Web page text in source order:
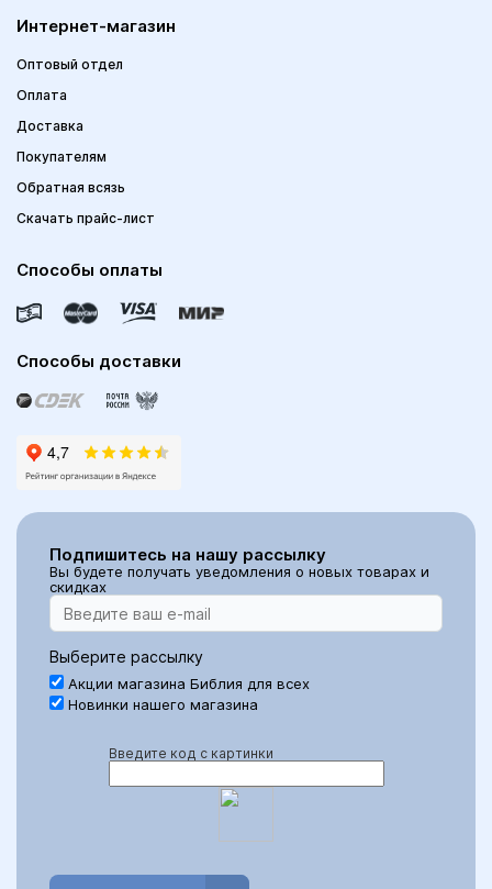
Интернет-магазин
Оптовый отдел
Оплата
Доставка
Покупателям
Обратная всязь
Скачать прайс-лист
Способы оплаты
Способы доставки
Подпишитесь на нашу рассылку
Вы будете получать уведомления о новых товарах и
скидках
Выберите рассылку
Акции магазина Библия для всех
Новинки нашего магазина
Введите код с картинки